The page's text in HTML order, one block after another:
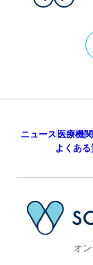
ニュース医療機
よくあ
オ